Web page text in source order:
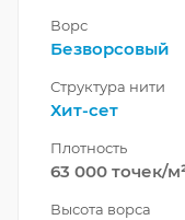
Ворс
Безворсовый
Структура нити
Хит-сет
Плотность
63 000 точек/
Высота ворса